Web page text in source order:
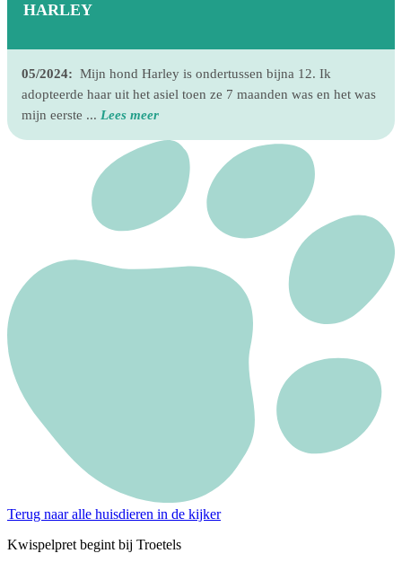
HARLEY
05/2024: Mijn hond Harley is ondertussen bijna 12. Ik
adopteerde haar uit het asiel toen ze 7 maanden was en het was
mijn eerste ... Lees meer
Terug naar alle huisdieren in de kijker
Kwispelpret begint bij Troetels